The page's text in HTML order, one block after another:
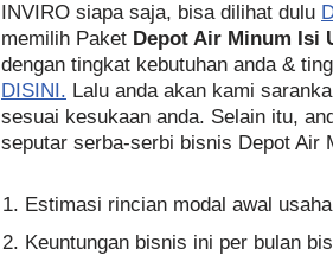
INVIRO siapa saja, bisa dilihat dulu
memilih Paket Depot Air Minum Isi
dengan tingkat kebutuhan anda &
DISINI. Lalu anda akan kami
sesuai kesukaan anda. Selain itu,
seputar serba-serbi bisnis Depot Air
Estimasi rincian modal awal
Keuntungan bisnis ini per bulan